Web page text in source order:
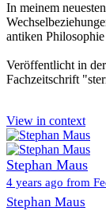
In meinem
antiken Philosophie
Veröffentlicht in
Fachzeitschrift
View in context
Stephan Maus
4 years ago from
Stephan Maus